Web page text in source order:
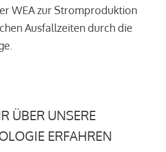
WEA zur Stromproduktion
Ausfallzeiten durch die
ÜBER UNSERE
ERFAHREN